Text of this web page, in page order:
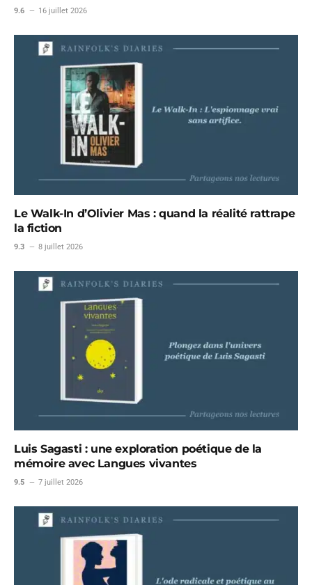
9.6 16 juillet 2026
Le Walk-In d’Olivier Mas : quand la réalité rattrape
la fiction
9.3 8 juillet 2026
Luis Sagasti : une exploration poétique de la
mémoire avec Langues vivantes
9.5 7 juillet 2026